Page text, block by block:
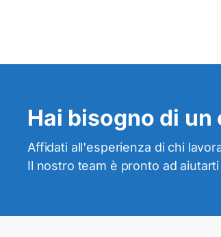
Hai bisogno di
Affidati all'esperienza di chi
Il nostro team è pronto ad